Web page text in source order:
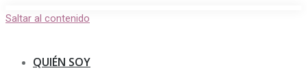
Saltar al contenido
QUIÉN SOY